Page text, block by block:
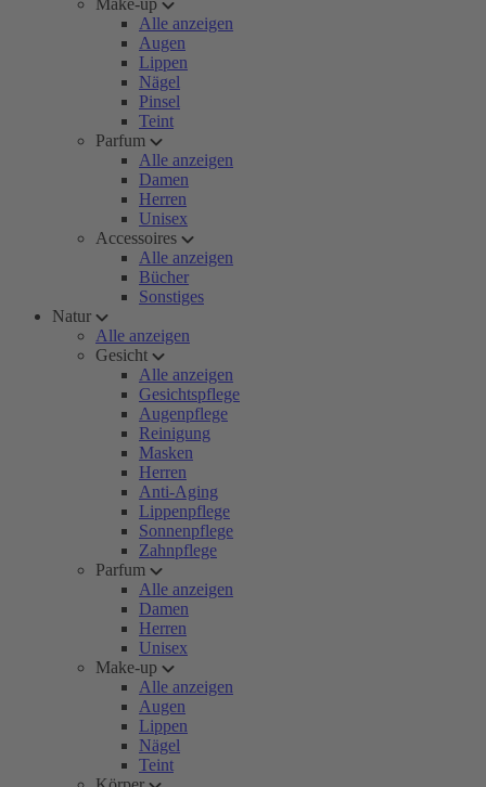
Make-up
Alle anzeigen
Augen
Lippen
Nägel
Pinsel
Teint
Parfum
Alle anzeigen
Damen
Herren
Unisex
Accessoires
Alle anzeigen
Bücher
Sonstiges
Natur
Alle anzeigen
Gesicht
Alle anzeigen
Gesichtspflege
Augenpflege
Reinigung
Masken
Herren
Anti-Aging
Lippenpflege
Sonnenpflege
Zahnpflege
Parfum
Alle anzeigen
Damen
Herren
Unisex
Make-up
Alle anzeigen
Augen
Lippen
Nägel
Teint